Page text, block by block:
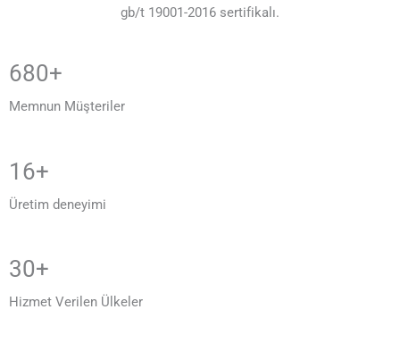
gb/t 19001-2016 sertifikalı.
680+
Memnun Müşteriler
16+
Üretim deneyimi
30+
Hizmet Verilen Ülkeler